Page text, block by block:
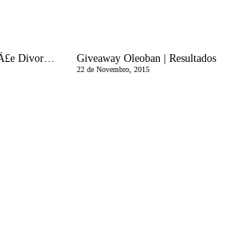
Cronicas de Uma MÃ£e Divorciada | O Natal Ã© quando o Homem Quiser e a PÃ¡scoa Ã© Quando os Pais Puderem! Giveaway Oleoban | Resultados
22 de Novembro, 2015